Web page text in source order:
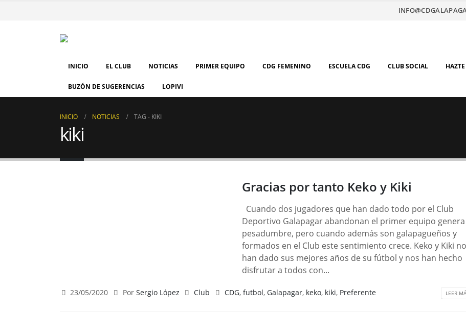
INICIO EL CLUB NOTICIAS PRIMER EQUIPO CDG FEMENINO ESCUELA CDG CLUB SOCIAL
BUZÓN DE SUGERENCIAS LOPIVI
INICIO NOTICIAS TAG - KIKI
kiki
Gracias por tanto Keko y Kiki
Cuando dos jugadores que han dado todo por el Club
Deportivo Galapagar abandonan el primer equipo genera
pesadumbre, pero cuando además son galapagueños y
formados en el Club este sentimiento crece. Keko y Kiki
han dado sus mejores años de su fútbol y nos han hecho
disfrutar a todos con...
23/05/2020 Por Sergio López Club CDG, futbol, Galapagar, keko, kiki, Preferente LEER